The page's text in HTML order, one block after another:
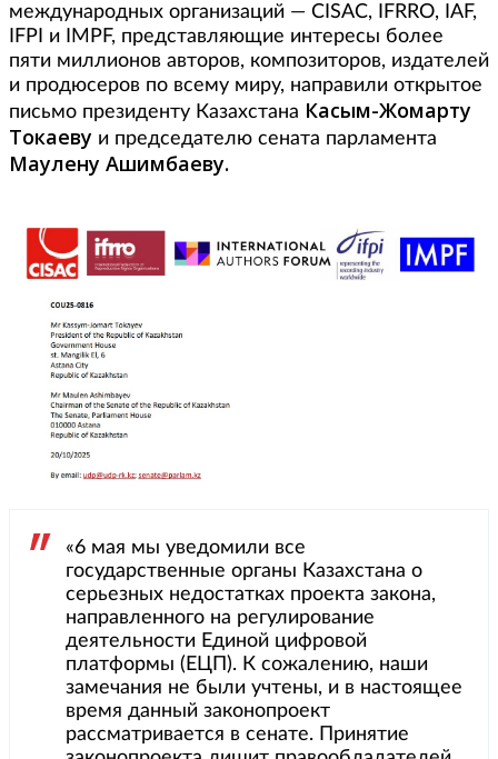
международных организаций — CISAC, IFRRO, IAF,
IFPI и IMPF, представляющие интересы более
пяти миллионов авторов, композиторов, издателей
и продюсеров по всему миру, направили открытое
письмо президенту Казахстана Касым-Жомарту
Токаеву и председателю сената парламента
Маулену Ашимбаеву.
«6 мая мы уведомили все
государственные органы Казахстана о
серьезных недостатках проекта закона,
направленного на регулирование
деятельности Единой цифровой
платформы (ЕЦП). К сожалению, наши
замечания не были учтены, и в настоящее
время данный законопроект
рассматривается в сенате. Принятие